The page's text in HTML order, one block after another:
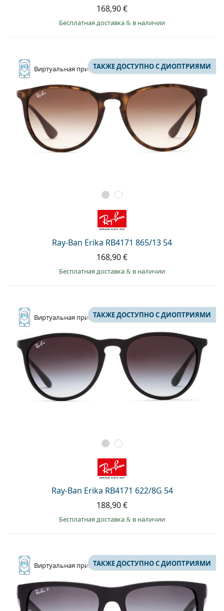
168,90 €
Бесплатная доставка& в наличии
Виртуальная примерка
Ray-Ban Erika RB4171 865/13 54
ТАКЖЕ ДОСТУПНО С ДИОПТРИЯМИ
168,90 €
Бесплатная доставка& в наличии
Виртуальная примерка
Ray-Ban Erika RB4171 622/8G 54
ТАКЖЕ ДОСТУПНО С ДИОПТРИЯМИ
188,90 €
Бесплатная доставка& в наличии
Виртуальная примеркаТАКЖЕ ДОСТУПНО С ДИОПТРИЯМИ